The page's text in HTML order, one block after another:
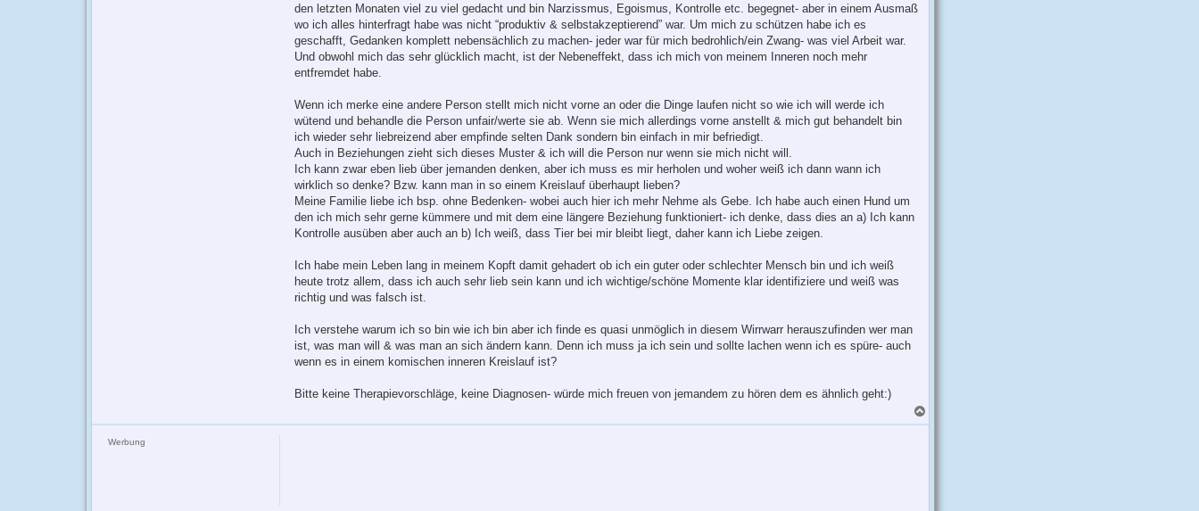
den letzten Monaten viel zu viel gedacht und bin Narzissmus, Egoismus, Kontrolle etc. begegnet- aber in einem Ausmaß
wo ich alles hinterfragt habe was nicht “produktiv & selbstakzeptierend” war. Um mich zu schützen habe ich es
geschafft, Gedanken komplett nebensächlich zu machen- jeder war für mich bedrohlich/ein Zwang- was viel Arbeit war.
Und obwohl mich das sehr glücklich macht, ist der Nebeneffekt, dass ich mich von meinem Inneren noch mehr
entfremdet habe.
Wenn ich merke eine andere Person stellt mich nicht vorne an oder die Dinge laufen nicht so wie ich will werde ich
wütend und behandle die Person unfair/werte sie ab. Wenn sie mich allerdings vorne anstellt & mich gut behandelt bin
ich wieder sehr liebreizend aber empfinde selten Dank sondern bin einfach in mir befriedigt.
Auch in Beziehungen zieht sich dieses Muster & ich will die Person nur wenn sie mich nicht will.
Ich kann zwar eben lieb über jemanden denken, aber ich muss es mir herholen und woher weiß ich dann wann ich
wirklich so denke? Bzw. kann man in so einem Kreislauf überhaupt lieben?
Meine Familie liebe ich bsp. ohne Bedenken- wobei auch hier ich mehr Nehme als Gebe. Ich habe auch einen Hund um
den ich mich sehr gerne kümmere und mit dem eine längere Beziehung funktioniert- ich denke, dass dies an a) Ich kann
Kontrolle ausüben aber auch an b) Ich weiß, dass Tier bei mir bleibt liegt, daher kann ich Liebe zeigen.
Ich habe mein Leben lang in meinem Kopft damit gehadert ob ich ein guter oder schlechter Mensch bin und ich weiß
heute trotz allem, dass ich auch sehr lieb sein kann und ich wichtige/schöne Momente klar identifiziere und weiß was
richtig und was falsch ist.
Ich verstehe warum ich so bin wie ich bin aber ich finde es quasi unmöglich in diesem Wirrwarr herauszufinden wer man
ist, was man will & was man an sich ändern kann. Denn ich muss ja ich sein und sollte lachen wenn ich es spüre- auch
wenn es in einem komischen inneren Kreislauf ist?
Bitte keine Therapievorschläge, keine Diagnosen- würde mich freuen von jemandem zu hören dem es ähnlich geht:)
Werbung